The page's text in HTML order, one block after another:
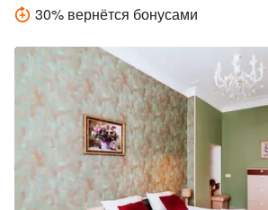
30% вернётся бонусами